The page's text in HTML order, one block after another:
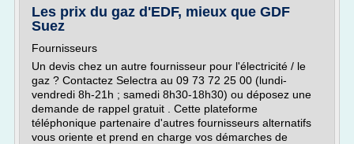
Les prix du gaz d'EDF, mieux que GDF
Suez
Fournisseurs
Un devis chez un autre fournisseur pour l'électricité / le
gaz ? Contactez Selectra au 09 73 72 25 00 (lundi-
vendredi 8h-21h ; samedi 8h30-18h30) ou déposez une
demande de rappel gratuit . Cette plateforme
téléphonique partenaire d'autres fournisseurs alternatifs
vous oriente et prend en charge vos démarches de